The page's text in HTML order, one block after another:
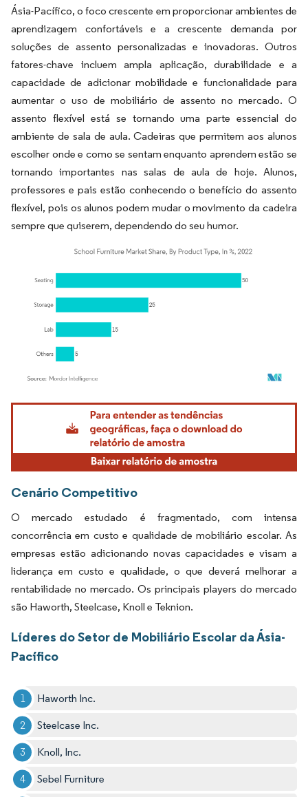
Ásia-Pacífico, o foco crescente em proporcionar ambientes de
aprendizagem confortáveis e a crescente demanda por
soluções de assento personalizadas e inovadoras. Outros
fatores-chave incluem ampla aplicação, durabilidade e a
capacidade de adicionar mobilidade e funcionalidade para
aumentar o uso de mobiliário de assento no mercado. O
assento flexível está se tornando uma parte essencial do
ambiente de sala de aula. Cadeiras que permitem aos alunos
escolher onde e como se sentam enquanto aprendem estão se
tornando importantes nas salas de aula de hoje. Alunos,
professores e pais estão conhecendo o benefício do assento
flexível, pois os alunos podem mudar o movimento da cadeira
sempre que quiserem, dependendo do seu humor.
Imagem © Mordor Intelligence. O reuso requer atribuição conforme CC BY 4.0.
Cenário Competitivo
O mercado estudado é fragmentado, com intensa
concorrência em custo e qualidade de mobiliário escolar. As
empresas estão adicionando novas capacidades e visam a
liderança em custo e qualidade, o que deverá melhorar a
rentabilidade no mercado. Os principais players do mercado
são Haworth, Steelcase, Knoll e Teknion.
Líderes do Setor de Mobiliário Escolar da Ásia-
Pacífico
Haworth Inc.
Steelcase Inc.
Knoll, Inc.
Sebel Furniture